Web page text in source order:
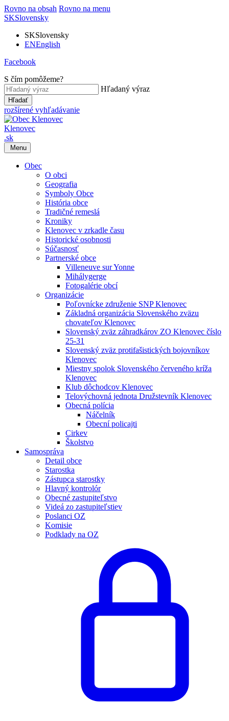
Rovno na obsah Rovno na menu
SKSlovensky
SKSlovensky
ENEnglish
Facebook
S čím pomôžeme?
Hľadaný výraz
Hľadať
rozšírené vyhľadávanie
Klenovec
.sk
Menu
Obec
O obci
Geografia
Symboly Obce
História obce
Tradičné remeslá
Kroniky
Klenovec v zrkadle času
Historické osobnosti
Súčasnosť
Partnerské obce
Villeneuve sur Yonne
Mihálygerge
Fotogalérie obcí
Organizácie
Poľovnícke združenie SNP Klenovec
Základná organizácia Slovenského zväzu
chovateľov Klenovec
Slovenský zväz záhradkárov ZO Klenovec číslo
25-31
Slovenský zväz protifašistických bojovníkov
Klenovec
Miestny spolok Slovenského červeného kríža
Klenovec
Klub dôchodcov Klenovec
Telovýchovná jednota Družstevník Klenovec
Obecná polícia
Náčelník
Obecní policajti
Cirkev
Školstvo
Samospráva
Detail obce
Starostka
Zástupca starostky
Hlavný kontrolór
Obecné zastupiteľstvo
Videá zo zastupiteľstiev
Poslanci OZ
Komisie
Podklady na OZ